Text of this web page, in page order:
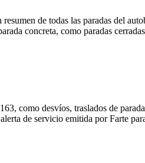
de todas las paradas del
concreta, como paradas
como desvíos, traslados de
de servicio emitida por Farte